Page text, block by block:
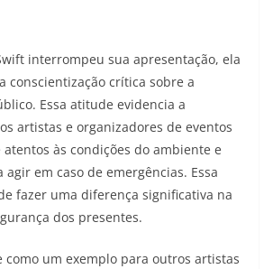
interrompeu sua apresentação, ela
conscientização crítica sobre a
Essa atitude evidencia a
artistas e organizadores de eventos
às condições do ambiente e
em caso de emergências. Essa
fazer uma diferença significativa na
dos presentes.
como um exemplo para outros artistas